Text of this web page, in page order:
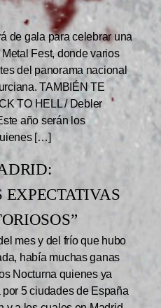
de gala para celebrar una
Fest, donde varios
del panorama nacional
TAMBIÉN TE
TO HELL / Debler
año serán los
[…]
EXPECTATIVAS
mes y del frío que hubo
había muchas ganas
Nocturna quienes ya
5 ciudades de España